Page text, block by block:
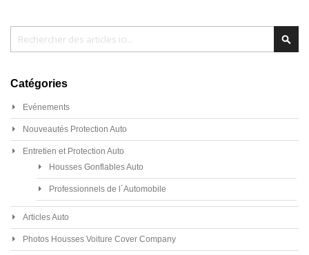
Catégories
Evénements
Nouveautés Protection Auto
Entretien et Protection Auto
Housses Gonflables Auto
Professionnels de l´Automobile
Articles Auto
Photos Housses Voiture Cover Company